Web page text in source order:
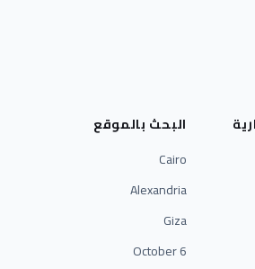
البحث بالموقع
Cairo
Alexandria
Giza
6 October